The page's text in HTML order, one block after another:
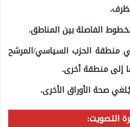
الفاصلة بين المناطق.
منطقة الحزب السياسي/المرشح
إلى منطقة أخرى.
صحة الأوراق الأخرى.
التصويت: